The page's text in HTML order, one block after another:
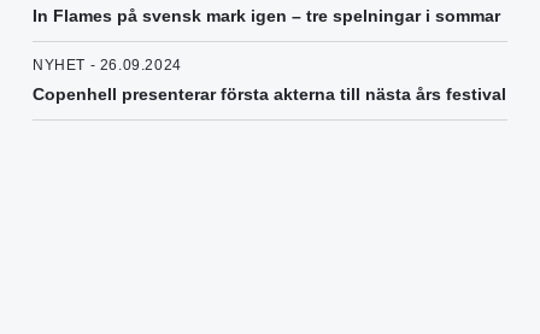
In Flames på svensk mark igen – tre spelningar i sommar
NYHET - 26.09.2024
Copenhell presenterar första akterna till nästa års festival